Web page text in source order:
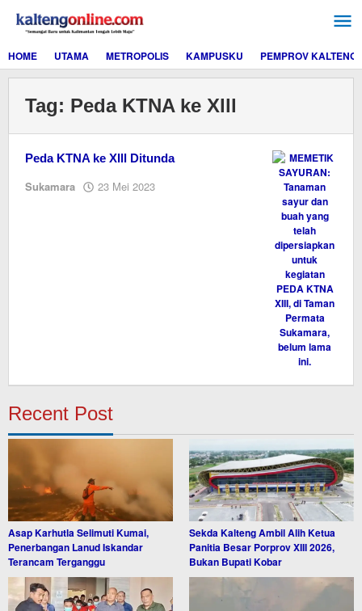
konten
HOME
UTAMA METROPOLIS KAMPUSKU PEMPROV KALTENG
Tag: Peda KTNA ke Xlll
Peda KTNA ke Xlll Ditunda
Sukamara 23 Mei 2023
Recent Post
Asap Karhutla Selimuti Kumai,
Penerbangan Lanud Iskandar
Terancam Terganggu
Sekda Kalteng Ambil Alih Ketua
Panitia Besar Porprov XIII 2026,
Bukan Bupati Kobar